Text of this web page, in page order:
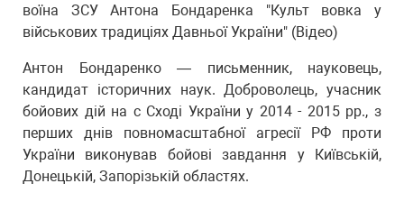
воїна ЗСУ Антона Бондаренка "Культ вовка у
військових традиціях Давньої України" (Відео)
Антон Бондаренко — письменник, науковець,
кандидат історичних наук. Доброволець, учасник
бойових дій на с Сході України у 2014 - 2015 рр., з
перших днів повномасштабної агресії РФ проти
України виконував бойові завдання у Київській,
Донецькій, Запорізькій областях.